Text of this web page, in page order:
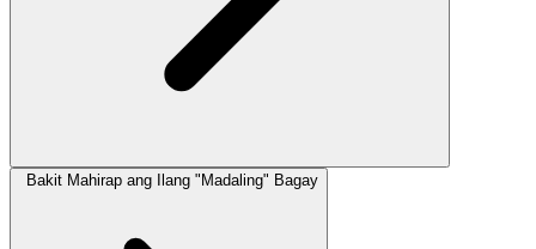
Bakit Mahirap ang Ilang "Madaling" Bagay